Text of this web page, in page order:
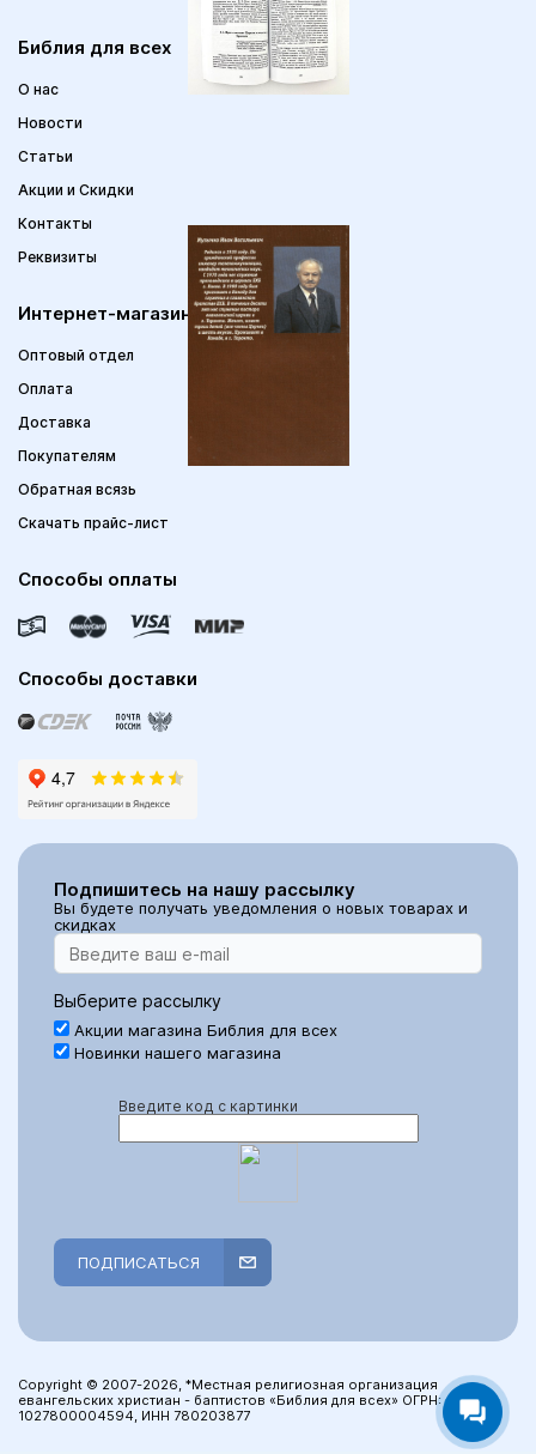
Библия для всех
О нас
Новости
Статьи
Акции и Скидки
Контакты
Реквизиты
Интернет-магазин
Оптовый отдел
Оплата
Доставка
Покупателям
Обратная всязь
Скачать прайс-лист
Способы оплаты
Способы доставки
Подпишитесь на нашу рассылку
Вы будете получать уведомления о новых товарах и
скидках
Выберите рассылку
Акции магазина Библия для всех
Новинки нашего магазина
Введите код с картинки
ПОДПИСАТЬСЯ
Copyright © 2007-2026, *Местная религиозная организация
евангельских христиан - баптистов «Библия для всех» ОГРН:
1027800004594, ИНН 780203877